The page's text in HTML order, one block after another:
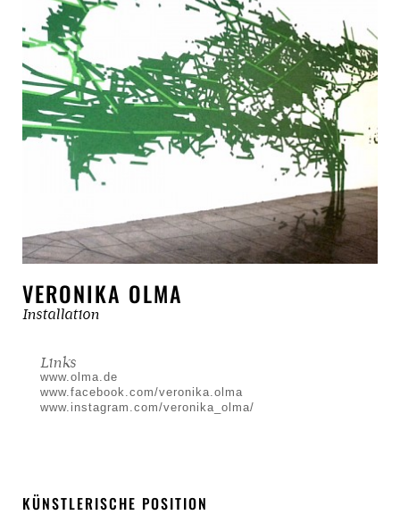
VERONIKA OLMA
Installation
Links
www.olma.de
www.facebook.com/veronika.olma
www.instagram.com/veronika_olma/
KÜNSTLERISCHE POSITION